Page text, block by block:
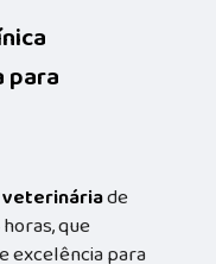
para
de
que
excelência para